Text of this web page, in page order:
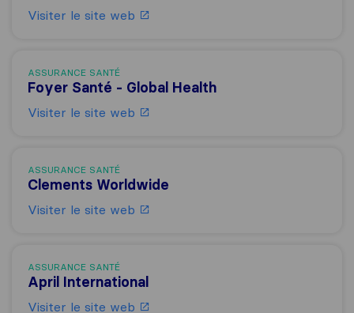
Visiter le site web
ASSURANCE SANTÉ
Foyer Santé - Global Health
Visiter le site web
ASSURANCE SANTÉ
Clements Worldwide
Visiter le site web
ASSURANCE SANTÉ
April International
Visiter le site web